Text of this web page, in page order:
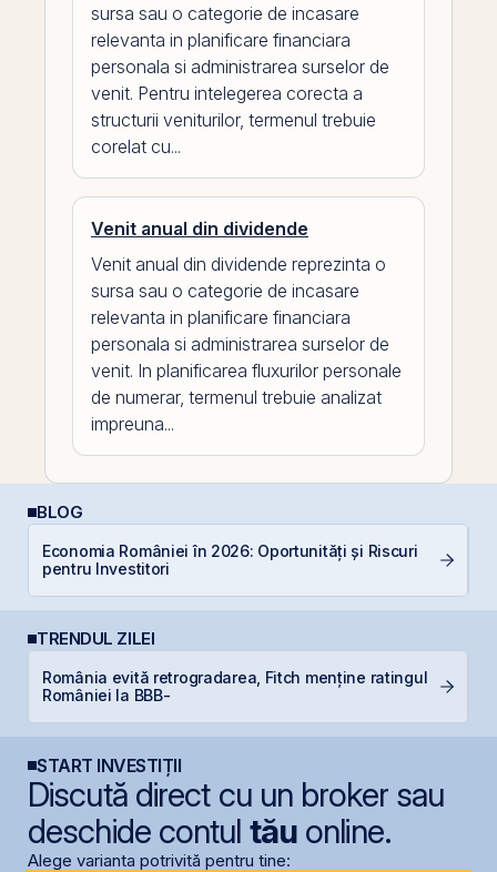
sursa sau o categorie de incasare
relevanta in planificare financiara
personala si administrarea surselor de
venit. Pentru intelegerea corecta a
structurii veniturilor, termenul trebuie
corelat cu...
Venit anual din dividende
Venit anual din dividende reprezinta o
sursa sau o categorie de incasare
relevanta in planificare financiara
personala si administrarea surselor de
venit. In planificarea fluxurilor personale
de numerar, termenul trebuie analizat
impreuna...
BLOG
Economia României în 2026: Oportunități și Riscuri
pentru Investitori
TRENDUL ZILEI
România evită retrogradarea, Fitch menține ratingul
României la BBB-
START INVESTIȚII
Discută direct cu un broker sau
deschide contul tăuonline.
Alege varianta potrivită pentru tine: